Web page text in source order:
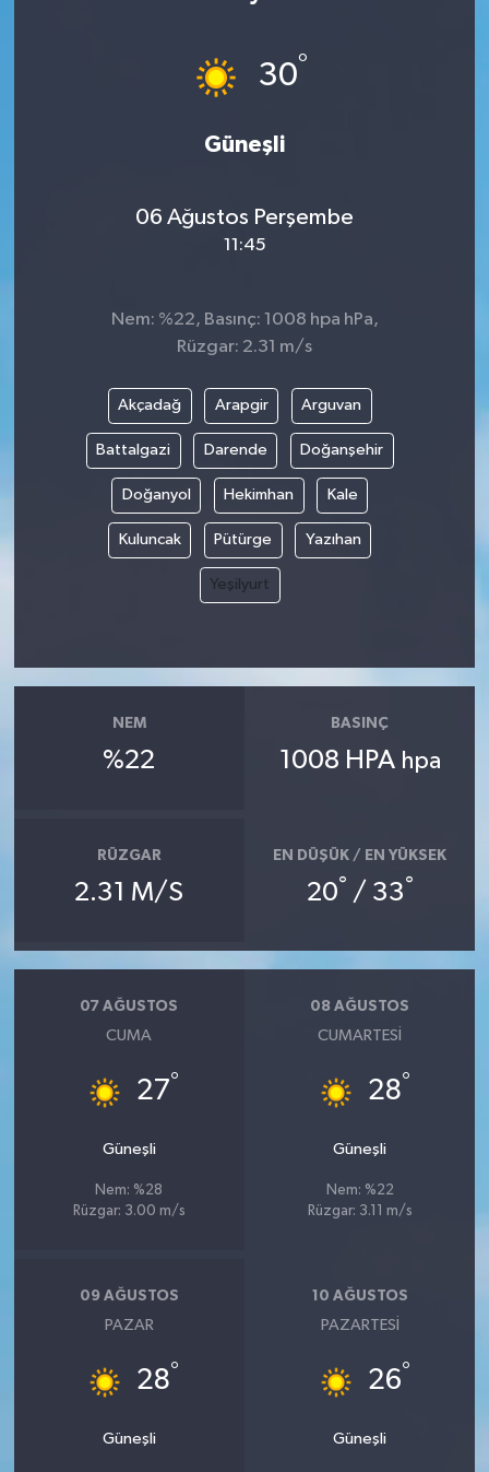
30°
Güneşli
06 Ağustos Perşembe
11:45
Nem: %22, Basınç: 1008 hpa hPa,
Rüzgar: 2.31 m/s
Akçadağ Arapgir Arguvan
Battalgazi Darende Doğanşehir
Doğanyol Hekimhan Kale
Kuluncak Pütürge Yazıhan
Yeşilyurt
NEM
%22
BASINÇ
1008 HPA hpa
RÜZGAR
2.31 M/S
EN DÜŞÜK / EN YÜKSEK
20° / 33°
07 AĞUSTOS
CUMA
27°
Güneşli
Nem: %28
Rüzgar: 3.00 m/s
08 AĞUSTOS
CUMARTESI
28°
Güneşli
Nem: %22
Rüzgar: 3.11 m/s
09 AĞUSTOS
PAZAR
28°
Güneşli
10 AĞUSTOS
PAZARTESI
26°
Güneşli
Korkut
Malazgirt
Varto